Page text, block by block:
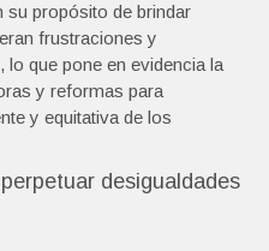
su propósito de brindar
frustraciones y
que pone en evidencia la
y reformas para
y equitativa de los
desigualdades